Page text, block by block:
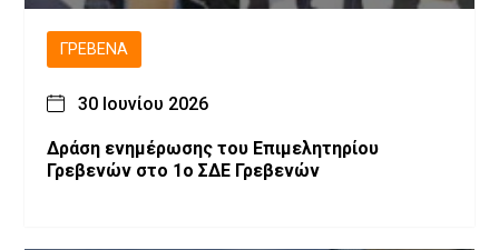
ΓΡΕΒΕΝΆ
30 Ιουνίου 2026
Δράση ενημέρωσης του Επιμελητηρίου
Γρεβενών στο 1ο ΣΔΕ Γρεβενών